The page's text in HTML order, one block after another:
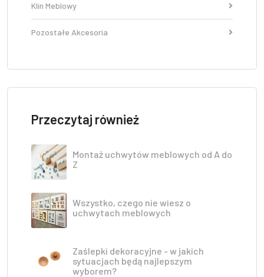
Klin Meblowy
Pozostałe Akcesoria
Przeczytaj również
Montaż uchwytów meblowych od A do
Z
Wszystko, czego nie wiesz o
uchwytach meblowych
Zaślepki dekoracyjne - w jakich
sytuacjach będą najlepszym
wyborem?